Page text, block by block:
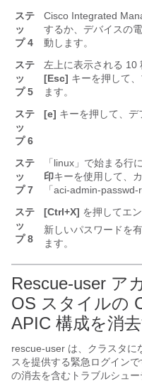
ステ
ッ
プ 4
Cisco Integrated
するか、デバイスの
動します。
ステ
ッ
プ 5
左上に表示される 10
[Esc] キーを押して
ます。
ステ
ッ
プ 6
[e] キーを押して、デ
ステ
ッ
プ 7
「linux」で始まる行
印キーを使用して、
「aci-admin-passwd-
ステ
ッ
プ 8
[Ctrl+X] を押してエ
新しいパスワードを
ます。
Rescue-user ア
OS スタイルの
APIC 構成を消
rescue-user は、クラスタに
スを提供する緊急ログイン
の消去を含むトラブルシュ